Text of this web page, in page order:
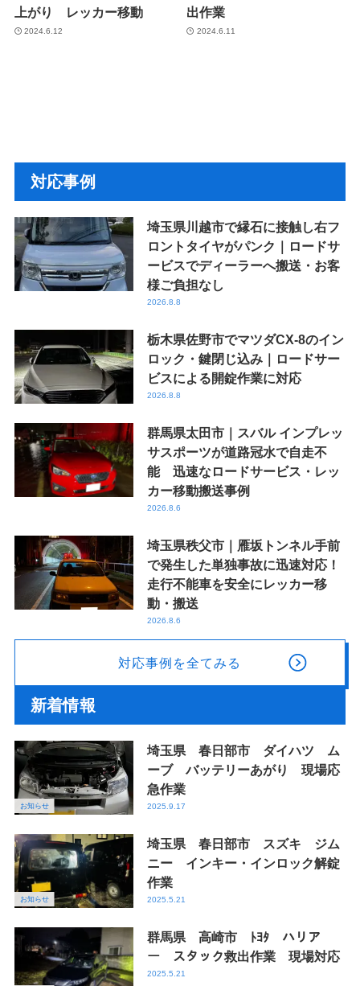
上がり レッカー移動
2024.6.12
出作業
2024.6.11
対応事例
埼玉県川越市で縁石に接触し右フ
ロントタイヤがパンク｜ロードサ
ービスでディーラーへ搬送・お客
様ご負担なし
2026.8.8
栃木県佐野市でマツダCX-8のイン
ロック・鍵閉じ込み｜ロードサー
ビスによる開錠作業に対応
2026.8.8
群馬県太田市｜スバル インプレッ
サスポーツが道路冠水で自走不
能 迅速なロードサービス・レッ
カー移動搬送事例
2026.8.6
埼玉県秩父市｜雁坂トンネル手前
で発生した単独事故に迅速対応！
走行不能車を安全にレッカー移
動・搬送
2026.8.6
対応事例を全てみる
新着情報
お知らせ
埼玉県 春日部市 ダイハツ ム
ーブ バッテリーあがり 現場応
急作業
2025.9.17
お知らせ
埼玉県 春日部市 スズキ ジム
ニー インキー・インロック解錠
作業
2025.5.21
群馬県 高崎市 ﾄﾖﾀ ハリア
ー スタック救出作業 現場対応
2025.5.21